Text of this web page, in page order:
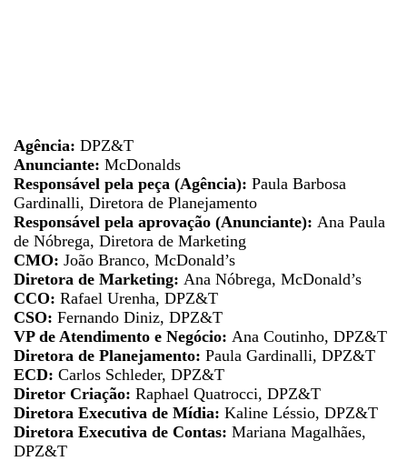
Agência: DPZ&T
Anunciante: McDonalds
Responsável pela peça (Agência): Paula Barbosa
Gardinalli, Diretora de Planejamento
Responsável pela aprovação (Anunciante): Ana Paula
de Nóbrega, Diretora de Marketing
CMO: João Branco, McDonald’s
Diretora de Marketing: Ana Nóbrega, McDonald’s
CCO: Rafael Urenha, DPZ&T
CSO: Fernando Diniz, DPZ&T
VP de Atendimento e Negócio: Ana Coutinho, DPZ&T
Diretora de Planejamento: Paula Gardinalli, DPZ&T
ECD: Carlos Schleder, DPZ&T
Diretor Criação: Raphael Quatrocci, DPZ&T
Diretora Executiva de Mídia: Kaline Léssio, DPZ&T
Diretora Executiva de Contas: Mariana Magalhães,
DPZ&T